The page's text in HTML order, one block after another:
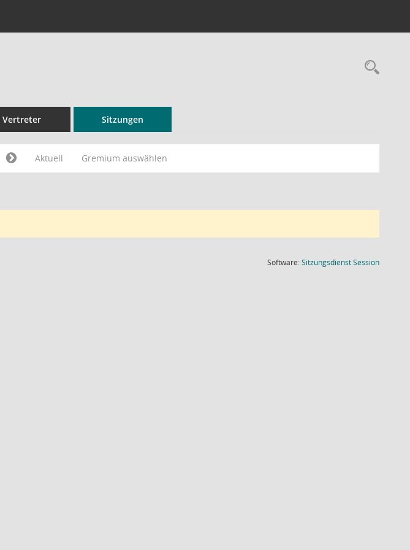
Vertreter Sitzungen
Aktuell Gremium auswählen
Software:SitzungsdienstSession(Wird in